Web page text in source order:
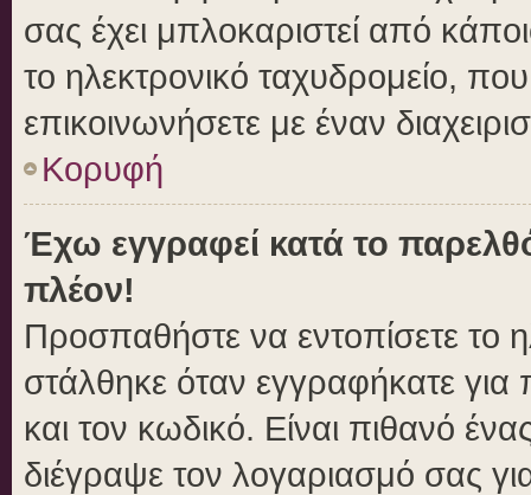
σας έχει μπλοκαριστεί από
το ηλεκτρονικό ταχυδρομείο,
επικοινωνήσετε με έναν
Κορυφή
Έχω εγγραφεί κατά το
πλέον!
Προσπαθήστε να εντοπίσετε το
στάλθηκε όταν εγγραφήκατε
και τον κωδικό. Είναι πιθανό
διέγραψε τον λογαριασμό σας